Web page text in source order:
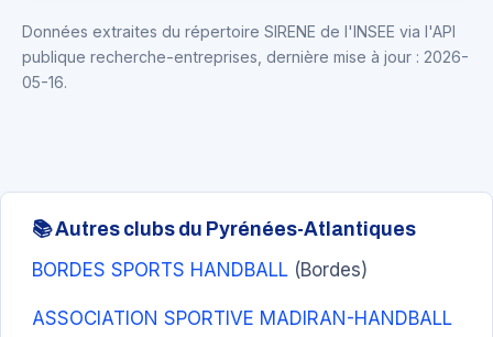
Données extraites du répertoire SIRENE de l'INSEE via l'API
publique recherche-entreprises, dernière mise à jour : 2026-
05-16.
📚 Autres clubs du Pyrénées-Atlantiques
BORDES SPORTS HANDBALL (Bordes)
ASSOCIATION SPORTIVE MADIRAN-HANDBALL